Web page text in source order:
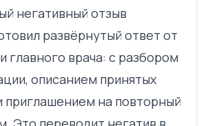
негативный отзыв
развёрнутый ответ от
главного врача: с разбором
описанием принятых
приглашением на повторный